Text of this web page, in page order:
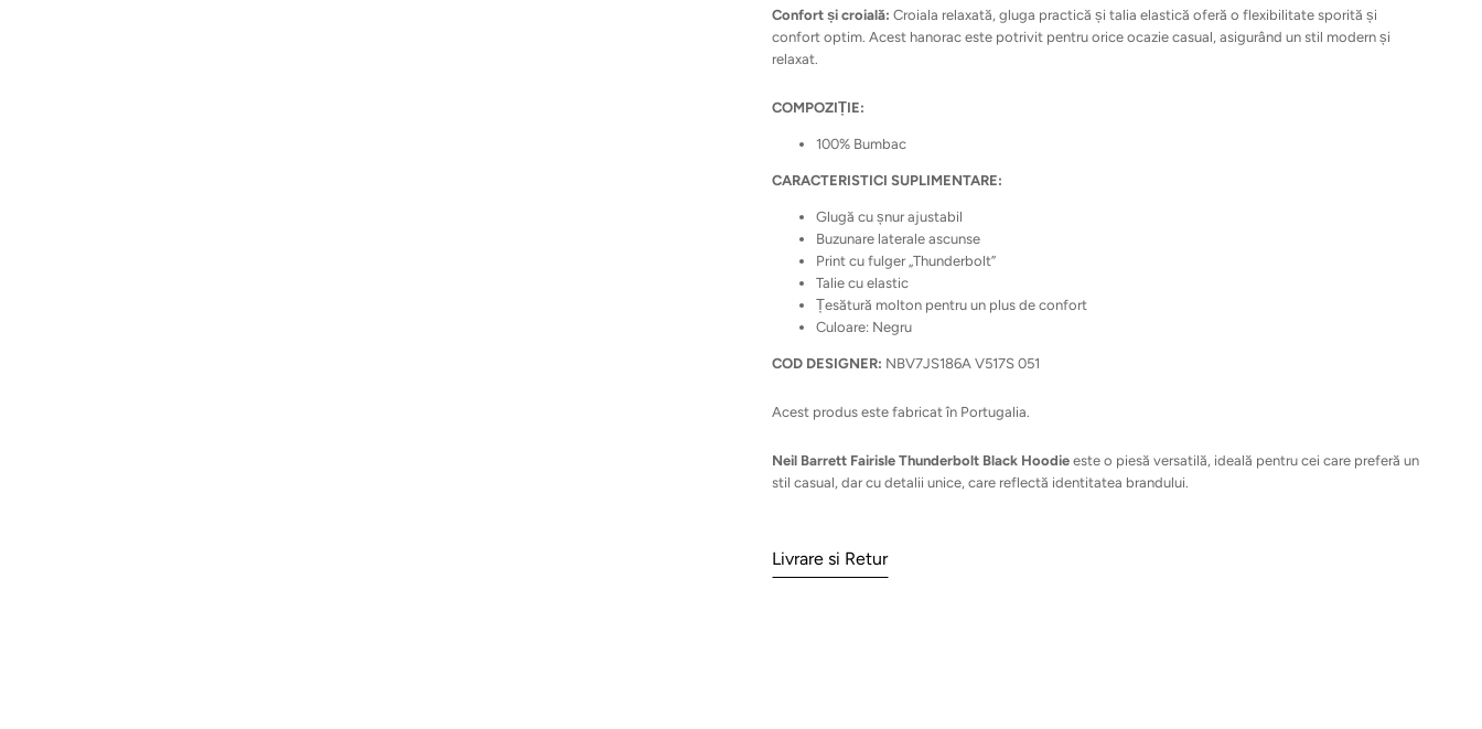
Confort și croială: Croiala relaxată, gluga practică și talia elastică oferă o flexibilitate sporită și
confort optim. Acest hanorac este potrivit pentru orice ocazie casual, asigurând un stil modern și
relaxat.
COMPOZIȚIE:
100% Bumbac
CARACTERISTICI SUPLIMENTARE:
Glugă cu șnur ajustabil
Buzunare laterale ascunse
Print cu fulger „Thunderbolt”
Talie cu elastic
Țesătură molton pentru un plus de confort
Culoare: Negru
COD DESIGNER: NBV7JS186A V517S 051
Acest produs este fabricat în Portugalia.
Neil Barrett Fairisle Thunderbolt Black Hoodie este o piesă versatilă, ideală pentru cei care preferă un
stil casual, dar cu detalii unice, care reflectă identitatea brandului.
Livrare si Retur